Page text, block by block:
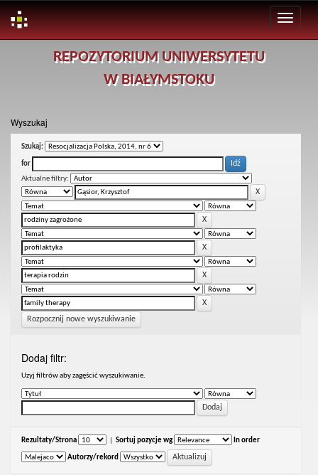
REPOZYTORIUM UNIWERSYTETU
W BIAŁYMSTOKU
Wyszukaj
Szukaj:
for
Aktualne filtry:
Rozpocznij nowe wyszukiwanie
Dodaj filtr:
Uzyj filtrów aby zagęścić wyszukiwanie.
Rezultaty/Strona Sortuj pozycje wg In order
Autorzy/rekord